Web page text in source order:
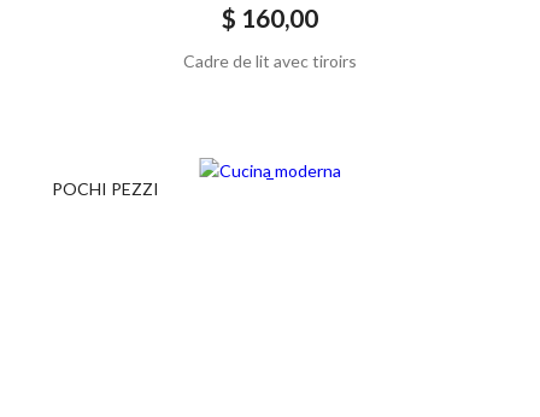
$ 160,00
Cadre de lit avec tiroirs
POCHI PEZZI